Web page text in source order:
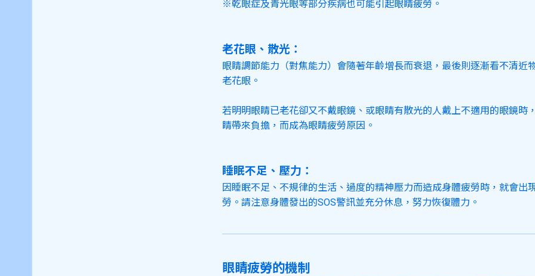
※乾眼症及青光眼等部分疾病也可能引起眼睛疲勞。
老花眼、散光：
眼睛調節能力（對焦能力）會隨著年齡增長而衰退，最後則逐漸看不清近
老花眼。
若明明眼睛已老花卻又不戴眼鏡、或眼睛有散光的人戴上不適用的眼鏡時
睛帶來負擔，而成為眼睛疲勞原因。
睡眠不足、壓力：
因睡眠不足、不規律的生活、過度的精神壓力而造成身體疲勞時，就會出
勞。請注意身體發出的SOS警訊並充分休息，努力恢復體力。
眼睛疲勞的機制